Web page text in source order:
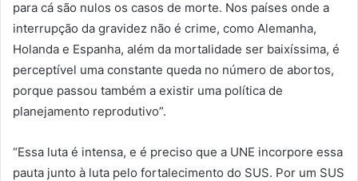
para cá são nulos os casos de morte. Nos países onde a
interrupção da gravidez não é crime, como Alemanha,
Holanda e Espanha, além da mortalidade ser baixíssima, é
perceptível uma constante queda no número de abortos,
porque passou também a existir uma política de
planejamento reprodutivo”.
“Essa luta é intensa, e é preciso que a UNE incorpore essa
pauta junto à luta pelo fortalecimento do SUS. Por um SUS